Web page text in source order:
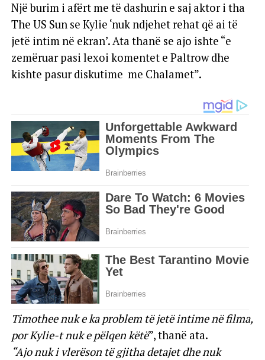
Një burim i afërt me të dashurin e saj aktor i tha
The US Sun se Kylie ‘nuk ndjehet rehat që ai të
jetë intim në ekran’. Ata thanë se ajo ishte “e
zemëruar pasi lexoi komentet e Paltrow dhe
kishte pasur diskutime me Chalamet”.
Timothee nuk e ka problem të jetë intime në filma,
por Kylie-t nuk e pëlqen këtë”, thanë ata.
“Ajo nuk i vlerëson të gjitha detajet dhe nuk